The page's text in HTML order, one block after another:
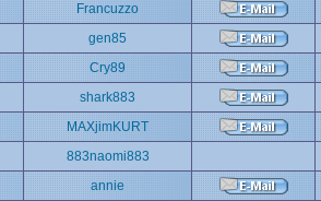
Francuzzo
gen85
Cry89
shark883
MAXjimKURT
883naomi883
annie